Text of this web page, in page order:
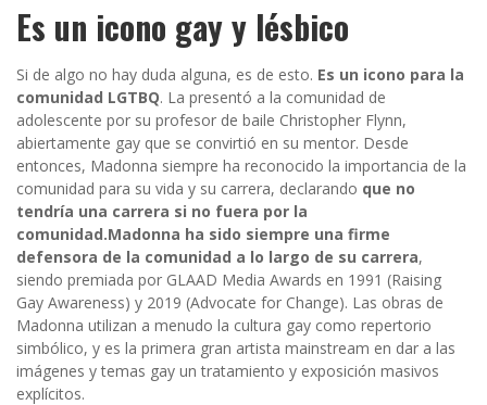
Es un icono gay y lésbico
Si de algo no hay duda alguna, es de esto. Es un icono para la
comunidad LGTBQ. La presentó a la comunidad de
adolescente por su profesor de baile Christopher Flynn,
abiertamente gay que se convirtió en su mentor. Desde
entonces, Madonna siempre ha reconocido la importancia de la
comunidad para su vida y su carrera, declarando que no
tendría una carrera si no fuera por la
comunidad.Madonna ha sido siempre una firme
defensora de la comunidad a lo largo de su carrera,
siendo premiada por GLAAD Media Awards en 1991 (Raising
Gay Awareness) y 2019 (Advocate for Change). Las obras de
Madonna utilizan a menudo la cultura gay como repertorio
simbólico, y es la primera gran artista mainstream en dar a las
imágenes y temas gay un tratamiento y exposición masivos
explícitos.